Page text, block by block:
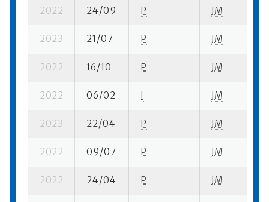
2022 24/09 P JM
2023 21/07 P JM
2022 16/10 P JM
2022 06/02 I JM
2023 22/04 P JM
2022 09/07 P JM
2022 24/04 P JM